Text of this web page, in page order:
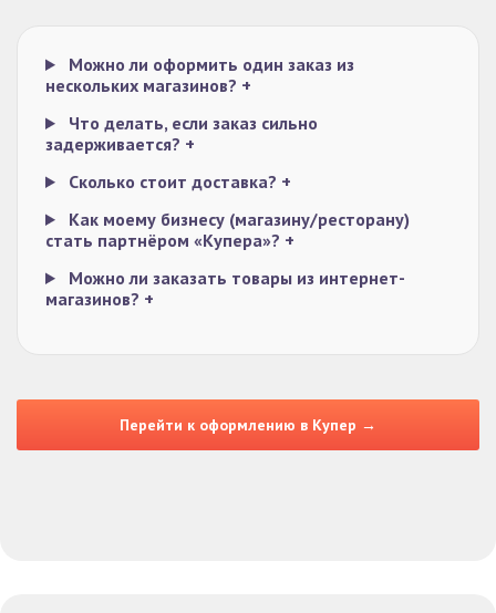
Можно ли оформить один заказ из
нескольких магазинов? +
Что делать, если заказ сильно
задерживается? +
Сколько стоит доставка? +
Как моему бизнесу (магазину/ресторану)
стать партнёром «Купера»? +
Можно ли заказать товары из интернет-
магазинов? +
Перейти к оформлению в Купер →